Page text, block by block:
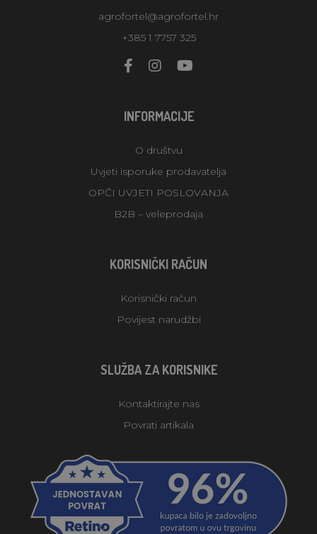
agrofortel@agrofortel.hr
+385 1 7757 325
INFORMACIJE
O društvu
Uvjeti isporuke prodavatelja
OPĆI UVJETI POSLOVANJA
B2B – veleprodaja
KORISNIČKI RAČUN
Korisnički račun
Povijest narudžbi
SLUŽBA ZA KORISNIKE
Kontaktirajte nas
Povrati artikala